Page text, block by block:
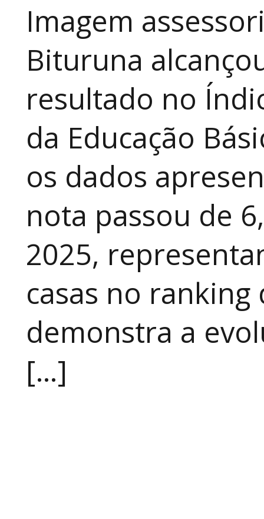
Imagem
Bituruna
resultado no
da Educação
os dados
nota passou de
2025,
casas no
demonstra a
[…]